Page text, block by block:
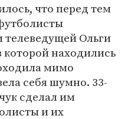
что перед тем
телеведущей Ольги
находились
мимо
себя шумно. 33-
сделал им
и их